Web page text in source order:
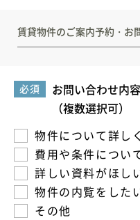
賃貸物件のご案内予約・お
お問い合わせ内容
（複数選択可）
必須
物件について詳し
費用や条件につい
詳しい資料がほし
物件の内覧をした
その他